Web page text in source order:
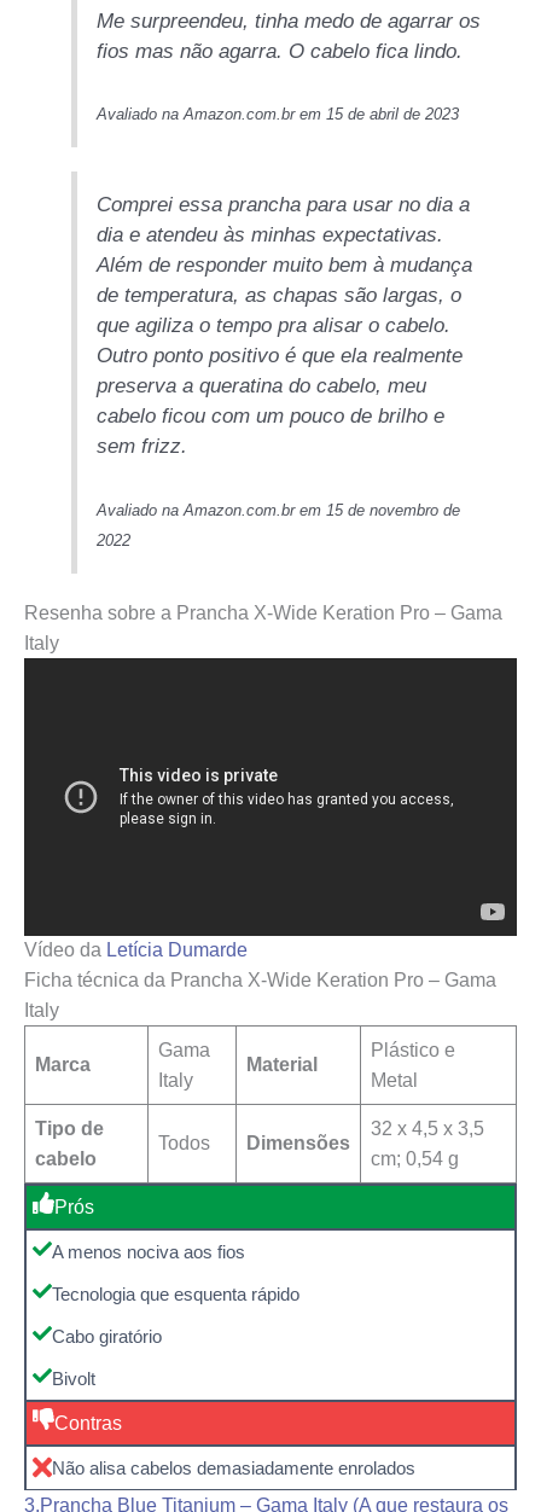
Me surpreendeu, tinha medo de agarrar os
fios mas não agarra. O cabelo fica lindo.
Avaliado na Amazon.com.br em 15 de abril de 2023
Comprei essa prancha para usar no dia a
dia e atendeu às minhas expectativas.
Além de responder muito bem à mudança
de temperatura, as chapas são largas, o
que agiliza o tempo pra alisar o cabelo.
Outro ponto positivo é que ela realmente
preserva a queratina do cabelo, meu
cabelo ficou com um pouco de brilho e
sem frizz.
Avaliado na Amazon.com.br em 15 de novembro de
2022
Resenha sobre a Prancha X-Wide Keration Pro – Gama
Italy
Vídeo da Letícia Dumarde
Ficha técnica da Prancha X-Wide Keration Pro – Gama
Italy
Marca
Gama
Italy
Material
Plástico e
Metal
Tipo de
cabelo
Todos Dimensões
‎32 x 4,5 x 3,5
cm; 0,54 g
Prós
A menos nociva aos fios
Tecnologia que esquenta rápido
Cabo giratório
Bivolt
Contras
Não alisa cabelos demasiadamente enrolados
3.Prancha Blue Titanium – Gama Italy (A que restaura os